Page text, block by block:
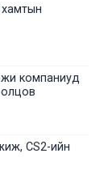
компаниуд
CS2-ийн